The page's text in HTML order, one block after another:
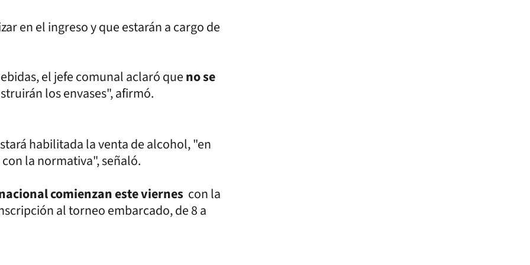
en el ingreso y que estarán a cargo de
el jefe comunal aclaró queno se
los envases", afirmó.
habilitada la venta de alcohol, "en
la normativa", señaló.
comienzan este viernes con la
al torneo embarcado, de 8 a